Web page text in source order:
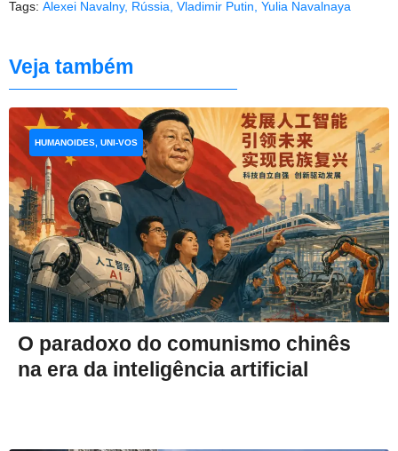
Tags: Alexei Navalny, Rússia Vladimir Putin Yulia Navalnaya
Veja também
O paradoxo do comunismo chinês
na era da inteligência artificial
HUMANOIDES, UNI-VOS